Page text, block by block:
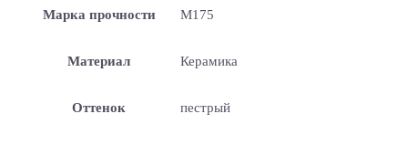
Марка прочности М175
Материал Керамика
Оттенок пестрый